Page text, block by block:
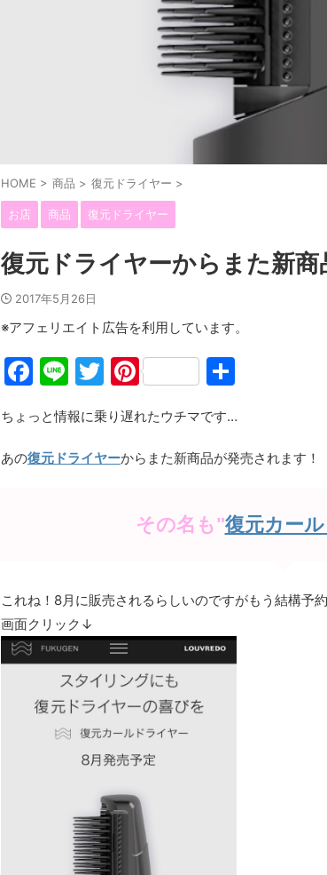
HOME > 商品 > 復元ドライヤー >
お店 商品 復元ドライヤー
復元ドライヤーからまた新
2017年5月26日
※アフェリエイト広告を利用しています。
F
c
e
Li
e
T
itt
er
Pi
er
e
ちょっと情報に乗り遅れたウチマです…
あの復元ドライヤーからまた新商品が発売されます！
その名も"復元カー
これね！8月に販売されるらしいのですがもう結構予
画面クリック↓